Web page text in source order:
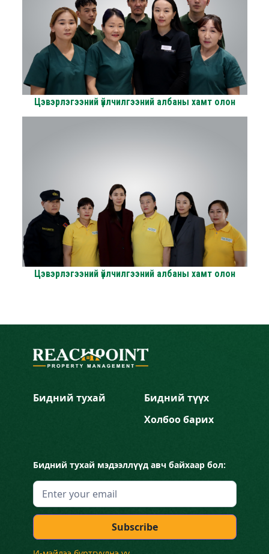
Цэвэрлэгээний үйлчилгээний албаны хамт олон
Цэвэрлэгээний үйлчилгээний албаны хамт олон
Бидний тухай
Бидний түүх
Холбоо барих
Бидний тухай мэдээллүүд авч байхаар бол: